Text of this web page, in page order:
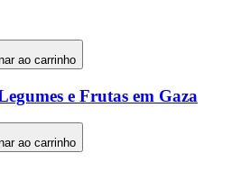
ao carrinho
e Frutas em Gaza
ao carrinho